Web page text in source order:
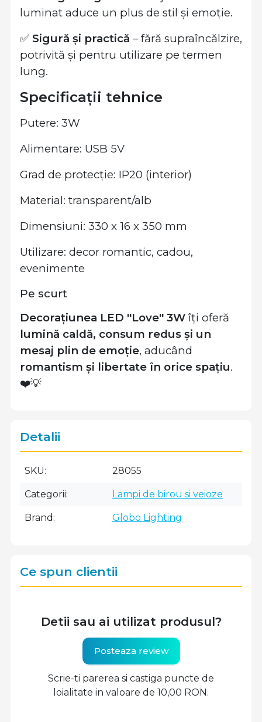
luminat aduce un plus de stil și emoție.
✅ Sigură și practică – fără supraîncălzire,
potrivită și pentru utilizare pe termen
lung.
Specificații tehnice
Putere: 3W
Alimentare: USB 5V
Grad de protecție: IP20 (interior)
Material: transparent/alb
Dimensiuni: 330 x 16 x 350 mm
Utilizare: decor romantic, cadou,
evenimente
Pe scurt
Decorațiunea LED "Love" 3W îți oferă
lumină caldă, consum redus și un
mesaj plin de emoție, aducând
romantism și libertate în orice spațiu.
❤️💡
Detalii
SKU 28055
Categorii Lampi de birou si veioze
Brand Globo Lighting
Ce spun clientii
Detii sau ai utilizat produsul?
Posteaza review
Scrie-ti parerea si castiga puncte de
loialitate in valoare de 10,00 RON.